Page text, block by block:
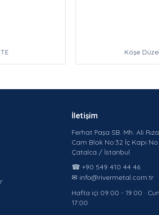
Köşe
İletişim
Ferhat Paşa SB. Mh. Ali
Cam Blok No:32 İç Kapı
Çatalca / İstanbul
☎ +90 549 410 44 46
✉ info@rivermetal.com.tr
Hafta içi 09:00 - 19:00 ·
17:00